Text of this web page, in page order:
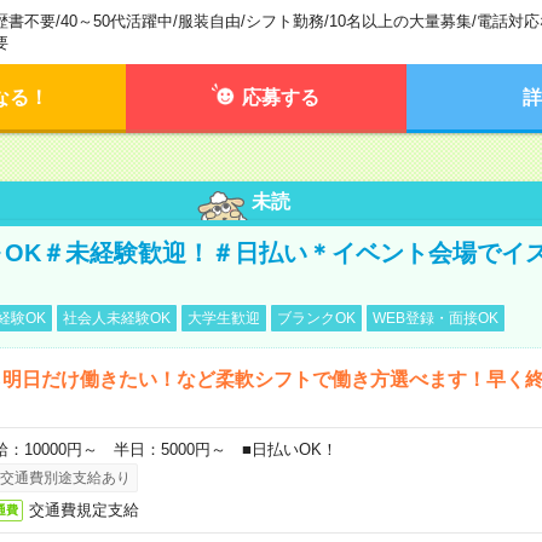
書不要/40～50代活躍中/服装自由/シフト勤務/10名以上の大量募集/電話対
る！ 応募する
未読
＃未経験歓迎！＃日払い＊イベント会場でイ
験OK 社会人未経験OK 大学生歓迎 ブランクOK WEB登録・面接OK
日だけ働きたい！など柔軟シフトで働き方選べます！早く
：10000円～ 半日：5000円～ ■日払いOK！
交通費別途支給あり
費 交通費規定支給